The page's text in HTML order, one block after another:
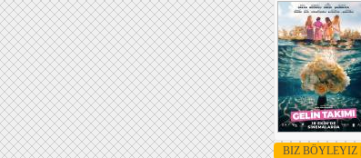
BIZ BÖYLEYIZ